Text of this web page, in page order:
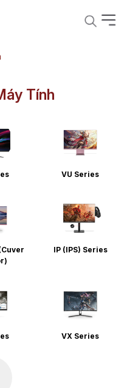
Tính
VU Series
IP (IPS) Series
VX Series